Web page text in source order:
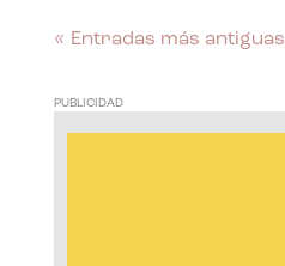
« Entradas más antiguas
PUBLICIDAD